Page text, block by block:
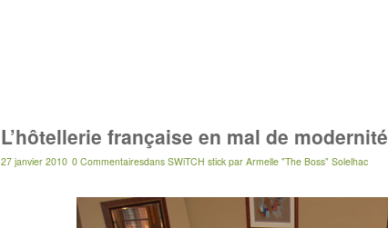
L’hôtellerie française en mal de modernité
27 janvier 2010 0 Commentairesdans SWiTCH stick par Armelle "The Boss" Solelhac